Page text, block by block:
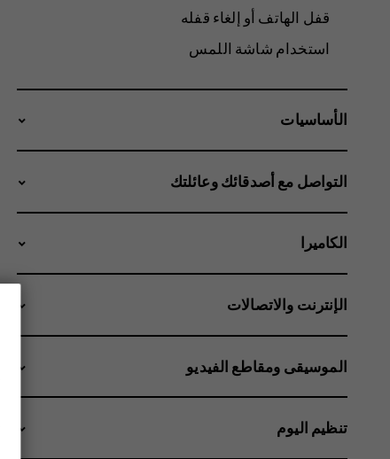
قفل الهاتف أو إلغاء قفله
استخدام شاشة اللمس
الأساسيات
التواصل مع أصدقائك وعائلتك
الكاميرا
الإنترنت والاتصالات
الموسيقى ومقاطع الفيديو
تنظيم اليوم